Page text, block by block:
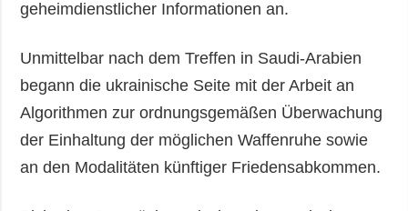
geheimdienstlicher Informationen an.
Unmittelbar nach dem Treffen in Saudi-Arabien
begann die ukrainische Seite mit der Arbeit an
Algorithmen zur ordnungsgemäßen Überwachung
der Einhaltung der möglichen Waffenruhe sowie
an den Modalitäten künftiger Friedensabkommen.